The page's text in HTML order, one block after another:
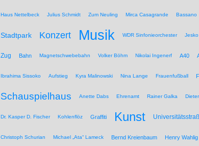
Haus Nettelbeck Julius Schmidt Zum Neuling Mirca Casagrande Bassano
Stadtpark Konzert Musik WDR Sinfonieorchester
Zug Bahn Magnetschwebebahn Volker Böhm Nikolai Ingenerf A40
Ibrahima Sissoko Aufstieg Kyra Malinowski Nina Lange Frauenfußball
Schauspielhaus Anette Dabs Ehrenamt Rainer Galka
Dr. Kasper D. Fischer Kohlenflöz Graffiti Kunst
Christoph Schurian Michael „Ata“ Lameck Bernd Kreienbaum Henry Wahlig